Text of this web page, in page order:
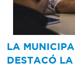
LA
DESTACÓ